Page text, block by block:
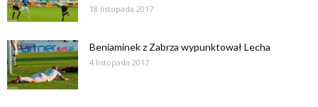
18 listopada 2017
Beniaminek z Zabrza wypunktował Lecha
4 listopada 2017